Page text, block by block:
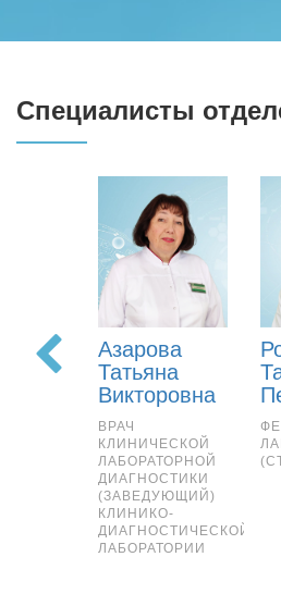
Специалисты
Азарова
Татьяна
Викторовна
ВРАЧ
КЛИНИЧЕСКОЙ
ЛАБОРАТОРНОЙ
ДИАГНОСТИКИ
(ЗАВЕДУЮЩИЙ)
КЛИНИКО-
ДИАГНОСТИЧЕСКОЙ
ЛАБОРАТОРИИ